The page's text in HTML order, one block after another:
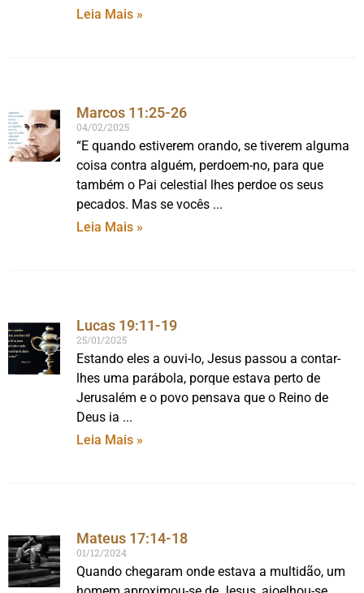
Leia Mais »
Marcos 11:25-26
04/02/2025
“E quando estiverem orando, se tiverem alguma
coisa contra alguém, perdoem-no, para que
também o Pai celestial lhes perdoe os seus
pecados. Mas se vocês
Leia Mais »
Lucas 19:11-19
25/01/2025
Estando eles a ouvi-lo, Jesus passou a contar-
lhes uma parábola, porque estava perto de
Jerusalém e o povo pensava que o Reino de
Deus ia
Leia Mais »
Mateus 17:14-18
01/12/2024
Quando chegaram onde estava a multidão, um